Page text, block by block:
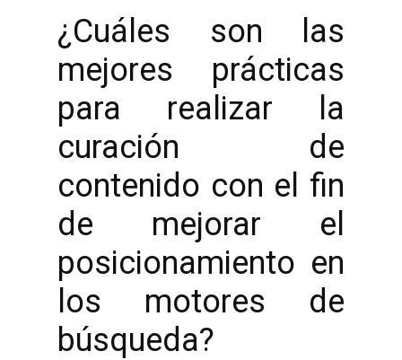
¿Cuáles son las
mejores prácticas
para realizar la
curación de
contenido con el fin
de mejorar el
posicionamiento en
los motores de
búsqueda?